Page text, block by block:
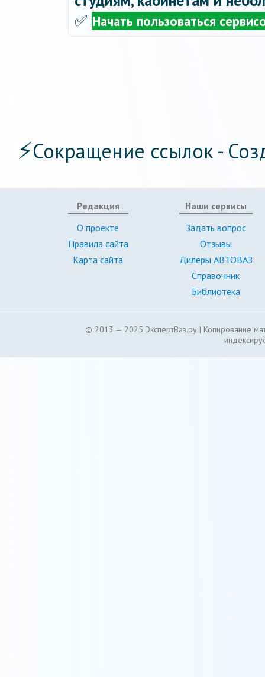
✅ Начать пользоваться
⚡Сокращение ссылок -
Редакция
О проекте
Правила сайта
Карта сайта
Наши сервисы
Задать вопрос
Отзывы
Дилеры АВТОВАЗ
Справочник
Библиотека
© 2013 — 2025 ЭкспертВаз.ру | Копирование